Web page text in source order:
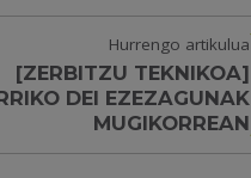
Hurrengo artikulua
[ZERBITZU TEKNIKOA]
DEI EZEZAGUNAK
MUGIKORREAN